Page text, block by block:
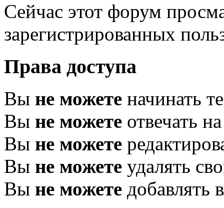
Сейчас этот форум
зарегистрированных
Права доступа
Вы не можете начинать
Вы не можете отвечать
Вы не можете
Вы не можете удалять
Вы не можете добавлять